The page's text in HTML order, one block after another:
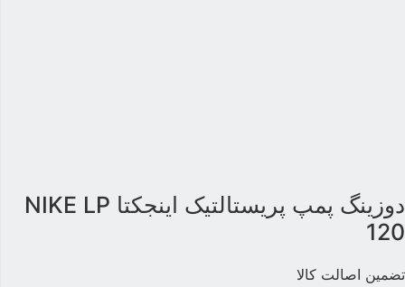
دوزینگ پمپ پریستالتیک اینجکتا NIKE LP
120
تضمین اصالت کالا